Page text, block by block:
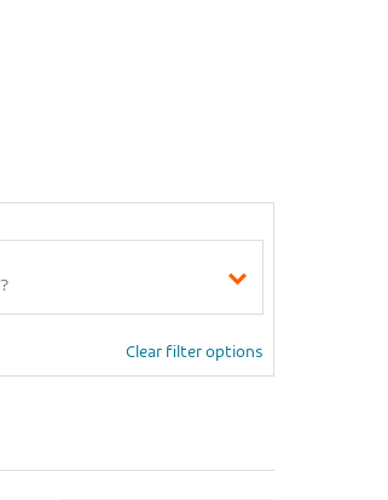
Clear filter options